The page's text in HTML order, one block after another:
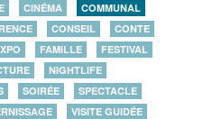
CINÉMA
COMMUNAL
CONSEIL
CONTE
FAMILLE
FESTIVAL
NIGHTLIFE
SOIRÉE
SPECTACLE
VISITE GUIDÉE